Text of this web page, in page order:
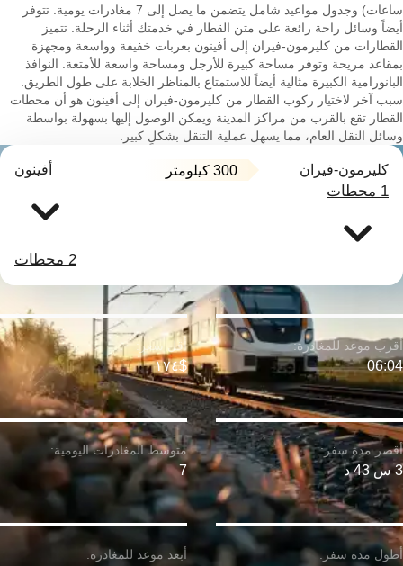
ساعات) وجدول مواعيد شامل يتضمن ما يصل إلى 7 مغادرات يومية. تتوفر
أيضاً وسائل راحة رائعة على متن القطار في خدمتك أثناء الرحلة. تتميز
القطارات من كليرمون-فيران إلى أفينون بعربات خفيفة وواسعة ومجهزة
بمقاعد مريحة وتوفر مساحة كبيرة للأرجل ومساحة واسعة للأمتعة. النوافذ
البانورامية الكبيرة مثالية أيضاً للاستمتاع بالمناظر الخلابة على طول الطريق.
سبب آخر لاختيار ركوب القطار من كليرمون-فيران إلى أفينون هو أن محطات
القطار تقع بالقرب من مراكز المدينة ويمكن الوصول إليها بسهولة بواسطة
وسائل النقل العام، مما يسهل عملية التنقل بشكلٍ كبير.
كليرمون-فيران 300 كيلومتر أفينون
1 محطات
2 محطات
3 س 43 د
06:04 $١٧٤
7